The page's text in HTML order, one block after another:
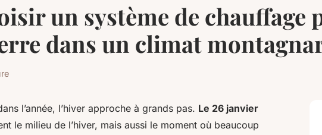
un système de chauffage
dans un climat
l’année, l’hiver approche à grands pas. Le 26 janvier
le milieu de l’hiver, mais aussi le moment où beaucoup